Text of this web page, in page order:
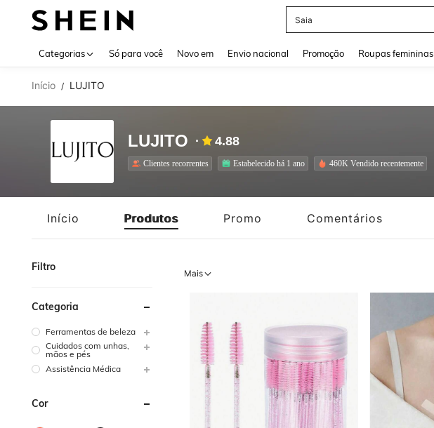
Calça Jeans Feminina
Categorias Só para você Novo em Envio nacional Promoção Roupas femininas
Início / LUJITO
LUJITO 4.88
Clientes recorrentes Estabelecido há 1 ano 460K Vendido recentemente
Início Produtos Promo Comentários
Filtro
Categoria
Ferramentas de beleza
Cuidados com unhas,
mãos e pés
Assistência Médica
Cor
Mais